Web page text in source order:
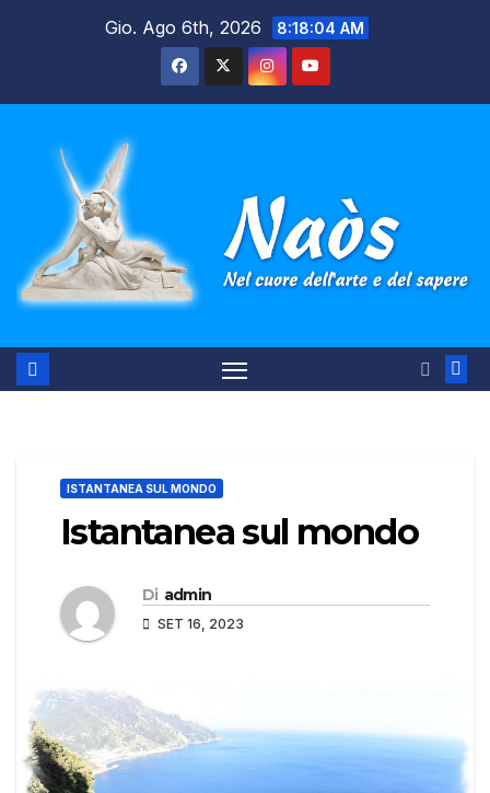
Gio. Ago 6th, 2026 8:18:05 AM
ISTANTANEA SUL MONDO
Istantanea sul mondo
Di admin
SET 16, 2023